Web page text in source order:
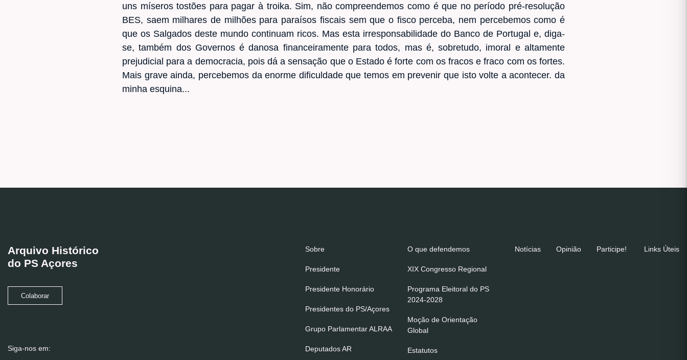
uns míseros tostões para pagar à troika. Sim, não compreendemos como é que no período pré-resolução
BES, saem milhares de milhões para paraísos fiscais sem que o fisco perceba, nem percebemos como é
que os Salgados deste mundo continuam ricos. Mas esta irresponsabilidade do Banco de Portugal e, diga-
se, também dos Governos é danosa financeiramente para todos, mas é, sobretudo, imoral e altamente
prejudicial para a democracia, pois dá a sensação que o Estado é forte com os fracos e fraco com os fortes.
Mais grave ainda, percebemos da enorme dificuldade que temos em prevenir que isto volte a acontecer. da
minha esquina...
Arquivo Histórico
do PS Açores
Colaborar
Siga-nos em:
Sobre
Presidente
Presidente Honorário
Presidentes do PS/Açores
Grupo Parlamentar ALRAA
Deputados AR
O que defendemos
XIX Congresso Regional
Programa Eleitoral do PS
2024-2028
Moção de Orientação
Global
Estatutos
Notícias Opinião Participe! Links Úteis